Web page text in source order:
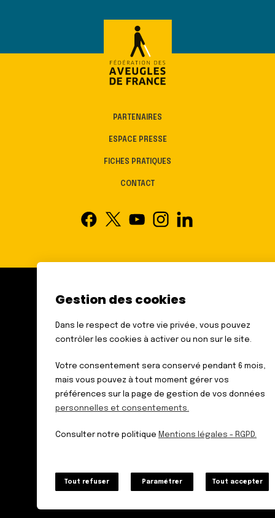
PARTENAIRES
ESPACE PRESSE
FICHES PRATIQUES
CONTACT
FÉDÉRATION DES AVEUGLES
6 RUE GAGER GABILLOT
75015 PARIS
Données personnelles
Mentions légales – RGPD
Gestion des cookies
Dans le respect de votre vie privée, vous pouvez
contrôler les cookies à activer ou non sur le site.
Votre consentement sera conservé pendant 6 mois,
mais vous pouvez à tout moment gérer vos
préférences sur la page de gestion de vos données
personnelles et consentements.
Consulter notre politique Mentions légales - RGPD.
Tout refuser Paramétrer Tout accepter